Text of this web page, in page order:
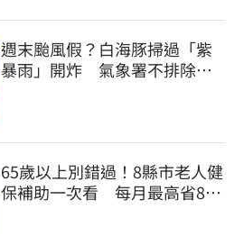
週末颱風假？白海豚掃過「紫
暴雨」開炸 氣象署不排除發
65歲以上別錯過！8縣市老人健
保補助一次看 每月最高省826